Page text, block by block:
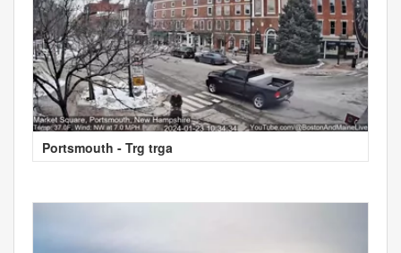
Portsmouth - Trg trga